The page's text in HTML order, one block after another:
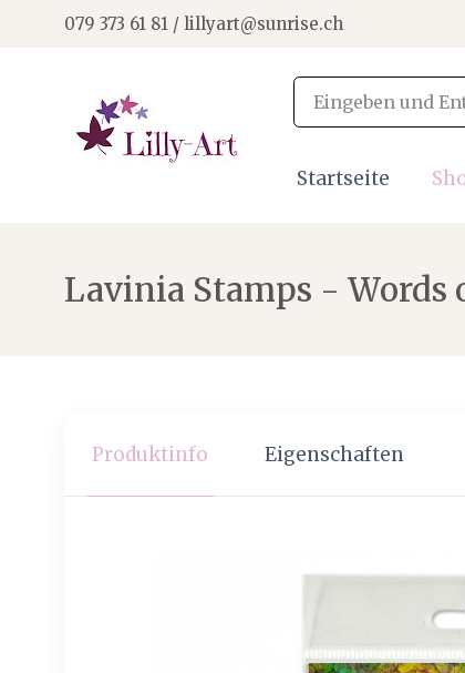
079 373 61 81 / lillyart@sunrise.ch
Startseite
Lavinia Stamps - Words
Produktinfo Eigenschaften